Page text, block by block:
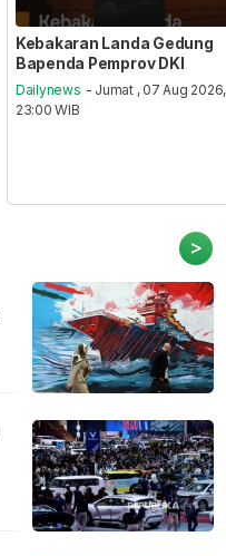
Kebakaran Landa Gedung
Bapenda Pemprov DKI
Dailynews - Jumat , 07 Aug 2026,
23:00 WIB
>